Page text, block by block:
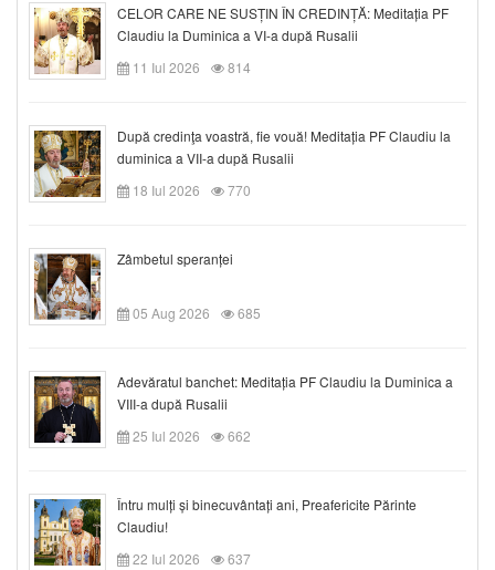
CELOR CARE NE SUSȚIN ÎN CREDINȚĂ: Meditația PF
Claudiu la Duminica a VI-a după Rusalii
11 Iul 2026
814
După credinţa voastră, fie vouă! Meditația PF Claudiu la
duminica a VII-a după Rusalii
18 Iul 2026
770
Zâmbetul speranței
05 Aug 2026 685
Adevăratul banchet: Meditația PF Claudiu la Duminica a
VIII-a după Rusalii
25 Iul 2026
662
Întru mulți și binecuvântați ani, Preafericite Părinte
Claudiu!
22 Iul 2026
637